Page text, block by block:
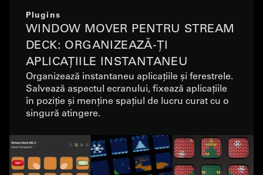
Plugins
WINDOW MOVER PENTRU STREAM
DECK: ORGANIZEAZĂ-ȚI
APLICAȚIILE INSTANTANEU
Organizează instantaneu aplicațiile și ferestrele.
Salvează aspectul ecranului, fixează aplicațiile
în poziție și menține spațiul de lucru curat cu o
singură atingere.